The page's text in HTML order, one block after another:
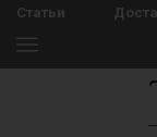
Статьи